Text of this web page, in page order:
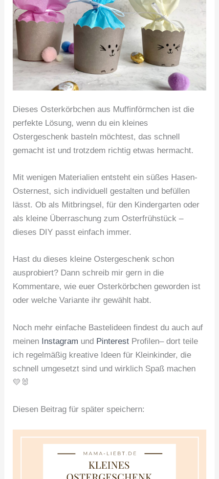
Dieses Osterkörbchen aus Muffinförmchen ist die
perfekte Lösung, wenn du ein kleines
Ostergeschenk basteln möchtest, das schnell
gemacht ist und trotzdem richtig etwas hermacht.
Mit wenigen Materialien entsteht ein süßes Hasen-
Osternest, sich individuell gestalten und befüllen
lässt. Ob als Mitbringsel, für den Kindergarten oder
als kleine Überraschung zum Osterfrühstück –
dieses DIY passt einfach immer.
Hast du dieses kleine Ostergeschenk schon
ausprobiert? Dann schreib mir gern in die
Kommentare, wie euer Osterkörbchen geworden ist
oder welche Variante ihr gewählt habt.
Noch mehr einfache Bastelideen findest du auch auf
meinen Instagram und Pinterest Profilen– dort teile
ich regelmäßig kreative Ideen für Kleinkinder, die
schnell umgesetzt sind und wirklich Spaß machen
💛🐰
Diesen Beitrag für später speichern: